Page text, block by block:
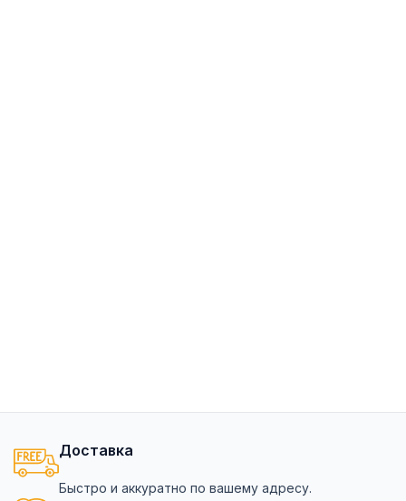
Доставка
Быстро и аккуратно по вашему адресу.